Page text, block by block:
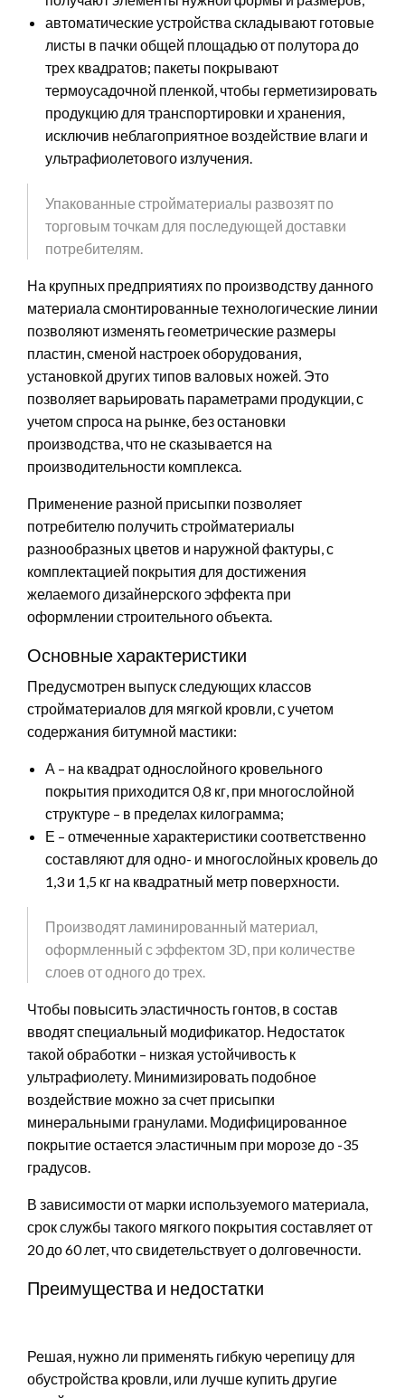
автоматические устройства складывают готовые
листы в пачки общей площадью от полутора до
трех квадратов; пакеты покрывают
термоусадочной пленкой, чтобы герметизировать
продукцию для транспортировки и хранения,
исключив неблагоприятное воздействие влаги и
ультрафиолетового излучения.
Упакованные стройматериалы развозят по
торговым точкам для последующей доставки
потребителям.
На крупных предприятиях по производству данного
материала смонтированные технологические линии
позволяют изменять геометрические размеры
пластин, сменой настроек оборудования,
установкой других типов валовых ножей. Это
позволяет варьировать параметрами продукции, с
учетом спроса на рынке, без остановки
производства, что не сказывается на
производительности комплекса.
Применение разной присыпки позволяет
потребителю получить стройматериалы
разнообразных цветов и наружной фактуры, с
комплектацией покрытия для достижения
желаемого дизайнерского эффекта при
оформлении строительного объекта.
Основные характеристики
Предусмотрен выпуск следующих классов
стройматериалов для мягкой кровли, с учетом
содержания битумной мастики:
А – на квадрат однослойного кровельного
покрытия приходится 0,8 кг, при многослойной
структуре – в пределах килограмма;
Е – отмеченные характеристики соответственно
составляют для одно- и многослойных кровель до
1,3 и 1,5 кг на квадратный метр поверхности.
Производят ламинированный материал,
оформленный с эффектом 3D, при количестве
слоев от одного до трех.
Чтобы повысить эластичность гонтов, в состав
вводят специальный модификатор. Недостаток
такой обработки – низкая устойчивость к
ультрафиолету. Минимизировать подобное
воздействие можно за счет присыпки
минеральными гранулами. Модифицированное
покрытие остается эластичным при морозе до -35
градусов.
В зависимости от марки используемого материала,
срок службы такого мягкого покрытия составляет от
20 до 60 лет, что свидетельствует о долговечности.
Преимущества и недостатки
Решая, нужно ли применять гибкую черепицу для
обустройства кровли, или лучше купить другие